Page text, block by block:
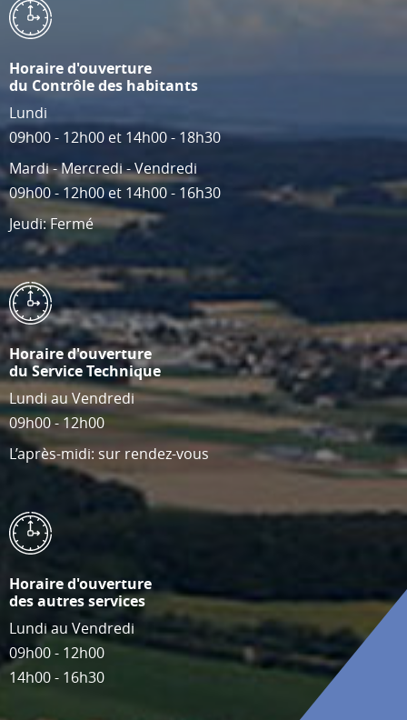
Horaire d'ouverture
du Contrôle des habitants
Lundi
09h00 - 12h00 et 14h00 - 18h30
Mardi - Mercredi - Vendredi
09h00 - 12h00 et 14h00 - 16h30
Jeudi: Fermé
Horaire d'ouverture
du Service Technique
Lundi au Vendredi
09h00 - 12h00
L’après-midi: sur rendez-vous
Horaire d'ouverture
des autres services
Lundi au Vendredi
09h00 - 12h00
14h00 - 16h30